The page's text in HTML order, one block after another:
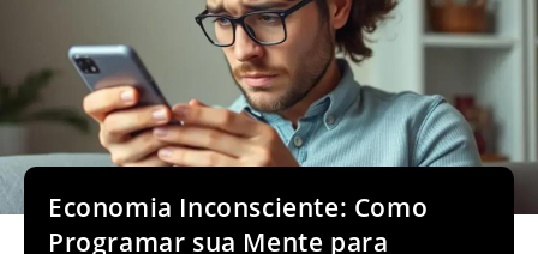
Economia Inconsciente: Como
Programar sua Mente para